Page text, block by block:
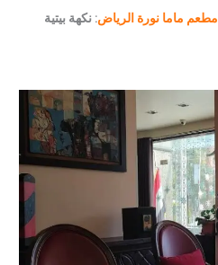
مطعم ماما نورة الرياض: نكهة بيتية